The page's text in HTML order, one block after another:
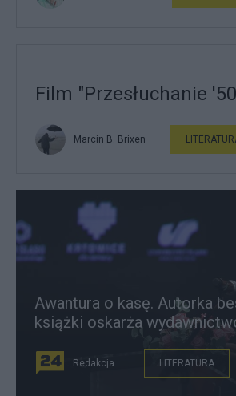
Film "Przesłuchanie
Marcin B. Brixen
Awantura o kasę. Autorka
książki oskarża
Redakcja LITERATURA